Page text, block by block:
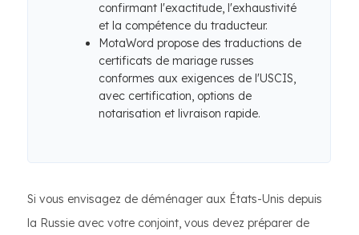
confirmant l'exactitude, l'exhaustivité
et la compétence du traducteur.
MotaWord propose des traductions de
certificats de mariage russes
conformes aux exigences de l'USCIS,
avec certification, options de
notarisation et livraison rapide.
Si vous envisagez de déménager aux États-Unis depuis
la Russie avec votre conjoint, vous devez préparer de